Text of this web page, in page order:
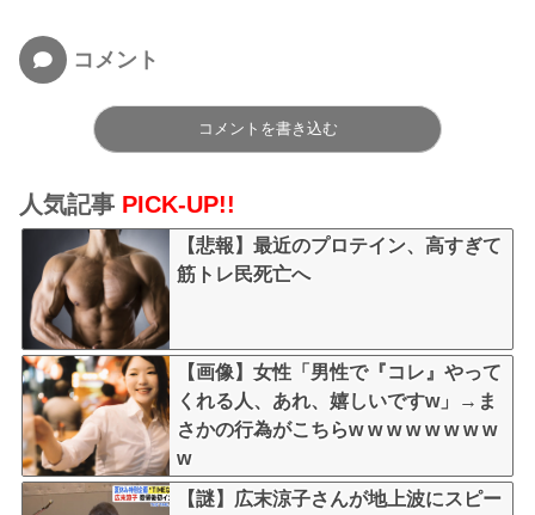
コメント
コメントを書き込む
人気記事 PICK-UP!!
【悲報】最近のプロテイン、高すぎて
筋トレ民死亡へ
【画像】女性「男性で『コレ』やって
くれる人、あれ、嬉しいですw」→ま
さかの行為がこちらw w w w w w w w
w
【謎】広末涼子さんが地上波にスピー